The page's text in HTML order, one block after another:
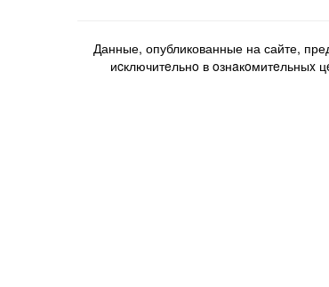
Данные, опубликованные на сайте,
иcключитeльнo в oзнaкoмитeльныx